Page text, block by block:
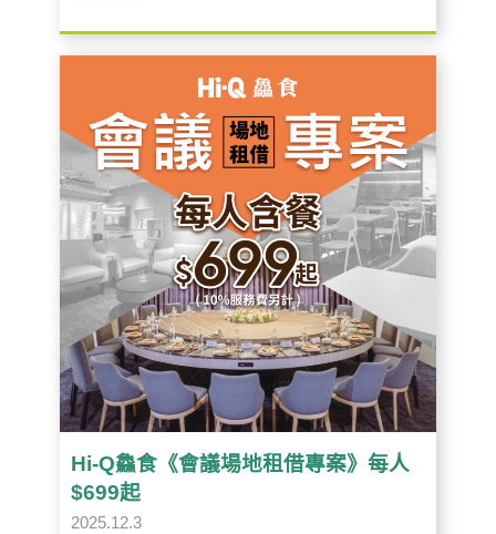
Hi-Q鱻食《會議場地租借專案》每人
$699起
2025.12.3